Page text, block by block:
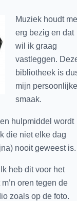
Muziek houdt me
erg bezig en dat
wil ik graag
vastleggen.
bibliotheek is
mijn persoonlijke
smaak.
hulpmiddel wordt
die niet elke dag
nooit geweest is.
heb dit voor het
oren tegen de
zoals op de foto.